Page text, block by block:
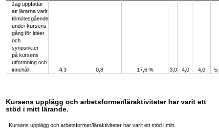
Jag uppfattar
att lärarna varit
tillmötesgående
under kursens
gång för idéer
och
synpunkter
på kursens
utformning och
innehåll.
4,3 0,8 17,6 % 3,0 4,0 4,0
Kursens upplägg och arbetsformer/läraktiviteter har varit ett
stöd i mitt lärande.
Kursens upplägg och arbetsformer/läraktiviteter har varit ett stöd i mitt